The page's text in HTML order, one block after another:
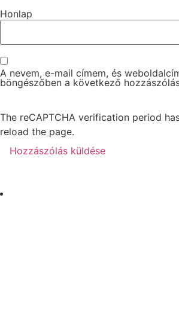
Honlap
A nevem, e-mail címem, és
böngészőben a következő
The reCAPTCHA verification period
reload the page.